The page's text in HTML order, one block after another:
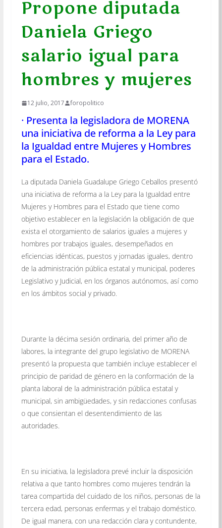
Propone diputada
Daniela Griego
salario igual para
hombres y mujeres
12 julio, 2017 foropolitico
· Presenta la legisladora de MORENA
una iniciativa de reforma a la Ley para
la Igualdad entre Mujeres y Hombres
para el Estado.
La diputada Daniela Guadalupe Griego Ceballos presentó
una iniciativa de reforma a la Ley para la Igualdad entre
Mujeres y Hombres para el Estado que tiene como
objetivo establecer en la legislación la obligación de que
exista el otorgamiento de salarios iguales a mujeres y
hombres por trabajos iguales, desempeñados en
eficiencias idénticas, puestos y jornadas iguales, dentro
de la administración pública estatal y municipal, poderes
Legislativo y Judicial, en los órganos autónomos, así como
en los ámbitos social y privado.
Durante la décima sesión ordinaria, del primer año de
labores, la integrante del grupo legislativo de MORENA
presentó la propuesta que también incluye establecer el
principio de paridad de género en la conformación de la
planta laboral de la administración pública estatal y
municipal, sin ambigüedades, y sin redacciones confusas
o que consientan el desentendimiento de las
autoridades.
En su iniciativa, la legisladora prevé incluir la disposición
relativa a que tanto hombres como mujeres tendrán la
tarea compartida del cuidado de los niños, personas de la
tercera edad, personas enfermas y el trabajo doméstico.
De igual manera, con una redacción clara y contundente,